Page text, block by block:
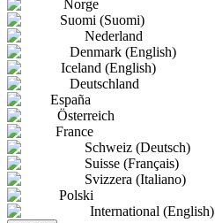
Norge
Suomi (Suomi)
Nederland
Denmark (English)
Iceland (English)
Deutschland
España
Österreich
France
Schweiz (Deutsch)
Suisse (Français)
Svizzera (Italiano)
Polski
International (English)